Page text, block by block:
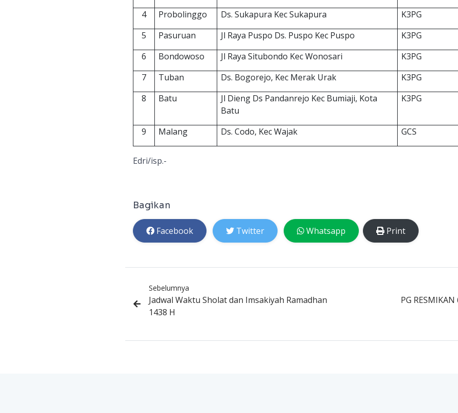
4
Probolinggo Ds. Sukapura Kec Sukapura
K3PG
5
Pasuruan Jl Raya Puspo Ds. Puspo Kec Puspo
K3PG
6
Bondowoso Jl Raya Situbondo Kec Wonosari
K3PG
7
Tuban Ds. Bogorejo, Kec Merak Urak
K3PG
8
Batu
Jl Dieng Ds Pandanrejo Kec Bumiaji, Kota
Batu
K3PG
9 Malang Ds. Codo, Kec Wajak GCS
Edri/isp.-
Bagikan
Facebook Twitter Whatsapp Print
Sebelumnya
Jadwal Waktu Sholat dan Imsakiyah Ramadhan
1438 H
PG